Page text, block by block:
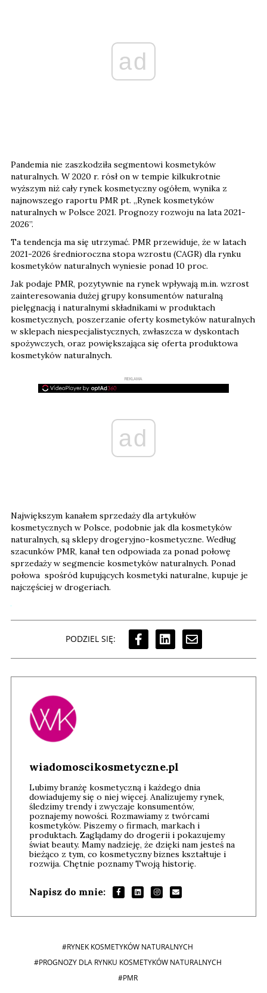
ad
Pandemia nie zaszkodziła segmentowi kosmetyków
naturalnych. W 2020 r. rósł on w tempie kilkukrotnie
wyższym niż cały rynek kosmetyczny ogółem, wynika z
najnowszego raportu PMR pt. „Rynek kosmetyków
naturalnych w Polsce 2021. Prognozy rozwoju na lata 2021-
2026”.
Ta tendencja ma się utrzymać. PMR przewiduje, że w latach
2021-2026 średnioroczna stopa wzrostu (CAGR) dla rynku
kosmetyków naturalnych wyniesie ponad 10 proc.
Jak podaje PMR, pozytywnie na rynek wpływają m.in. wzrost
zainteresowania dużej grupy konsumentów naturalną
pielęgnacją i naturalnymi składnikami w produktach
kosmetycznych, poszerzanie oferty kosmetyków naturalnych
w sklepach niespecjalistycznych, zwłaszcza w dyskontach
spożywczych, oraz powiększająca się oferta produktowa
kosmetyków naturalnych.
REKLAMA
ad
Największym kanałem sprzedaży dla artykułów
kosmetycznych w Polsce, podobnie jak dla kosmetyków
naturalnych, są sklepy drogeryjno-kosmetyczne. Według
szacunków PMR, kanał ten odpowiada za ponad połowę
sprzedaży w segmencie kosmetyków naturalnych. Ponad
połowa spośród kupujących kosmetyki naturalne, kupuje je
najczęściej w drogeriach.
PODZIEL SIĘ:
wiadomoscikosmetyczne.pl
Lubimy branżę kosmetyczną i każdego dnia
dowiadujemy się o niej więcej. Analizujemy rynek,
śledzimy trendy i zwyczaje konsumentów,
poznajemy nowości. Rozmawiamy z twórcami
kosmetyków. Piszemy o firmach, markach i
produktach. Zaglądamy do drogerii i pokazujemy
świat beauty. Mamy nadzieję, że dzięki nam jesteś na
bieżąco z tym, co kosmetyczny biznes kształtuje i
rozwija. Chętnie poznamy Twoją historię.
Napisz do mnie:
#RYNEK KOSMETYKÓW NATURALNYCH
#PROGNOZY DLA RYNKU KOSMETYKÓW NATURALNYCH
#PMR